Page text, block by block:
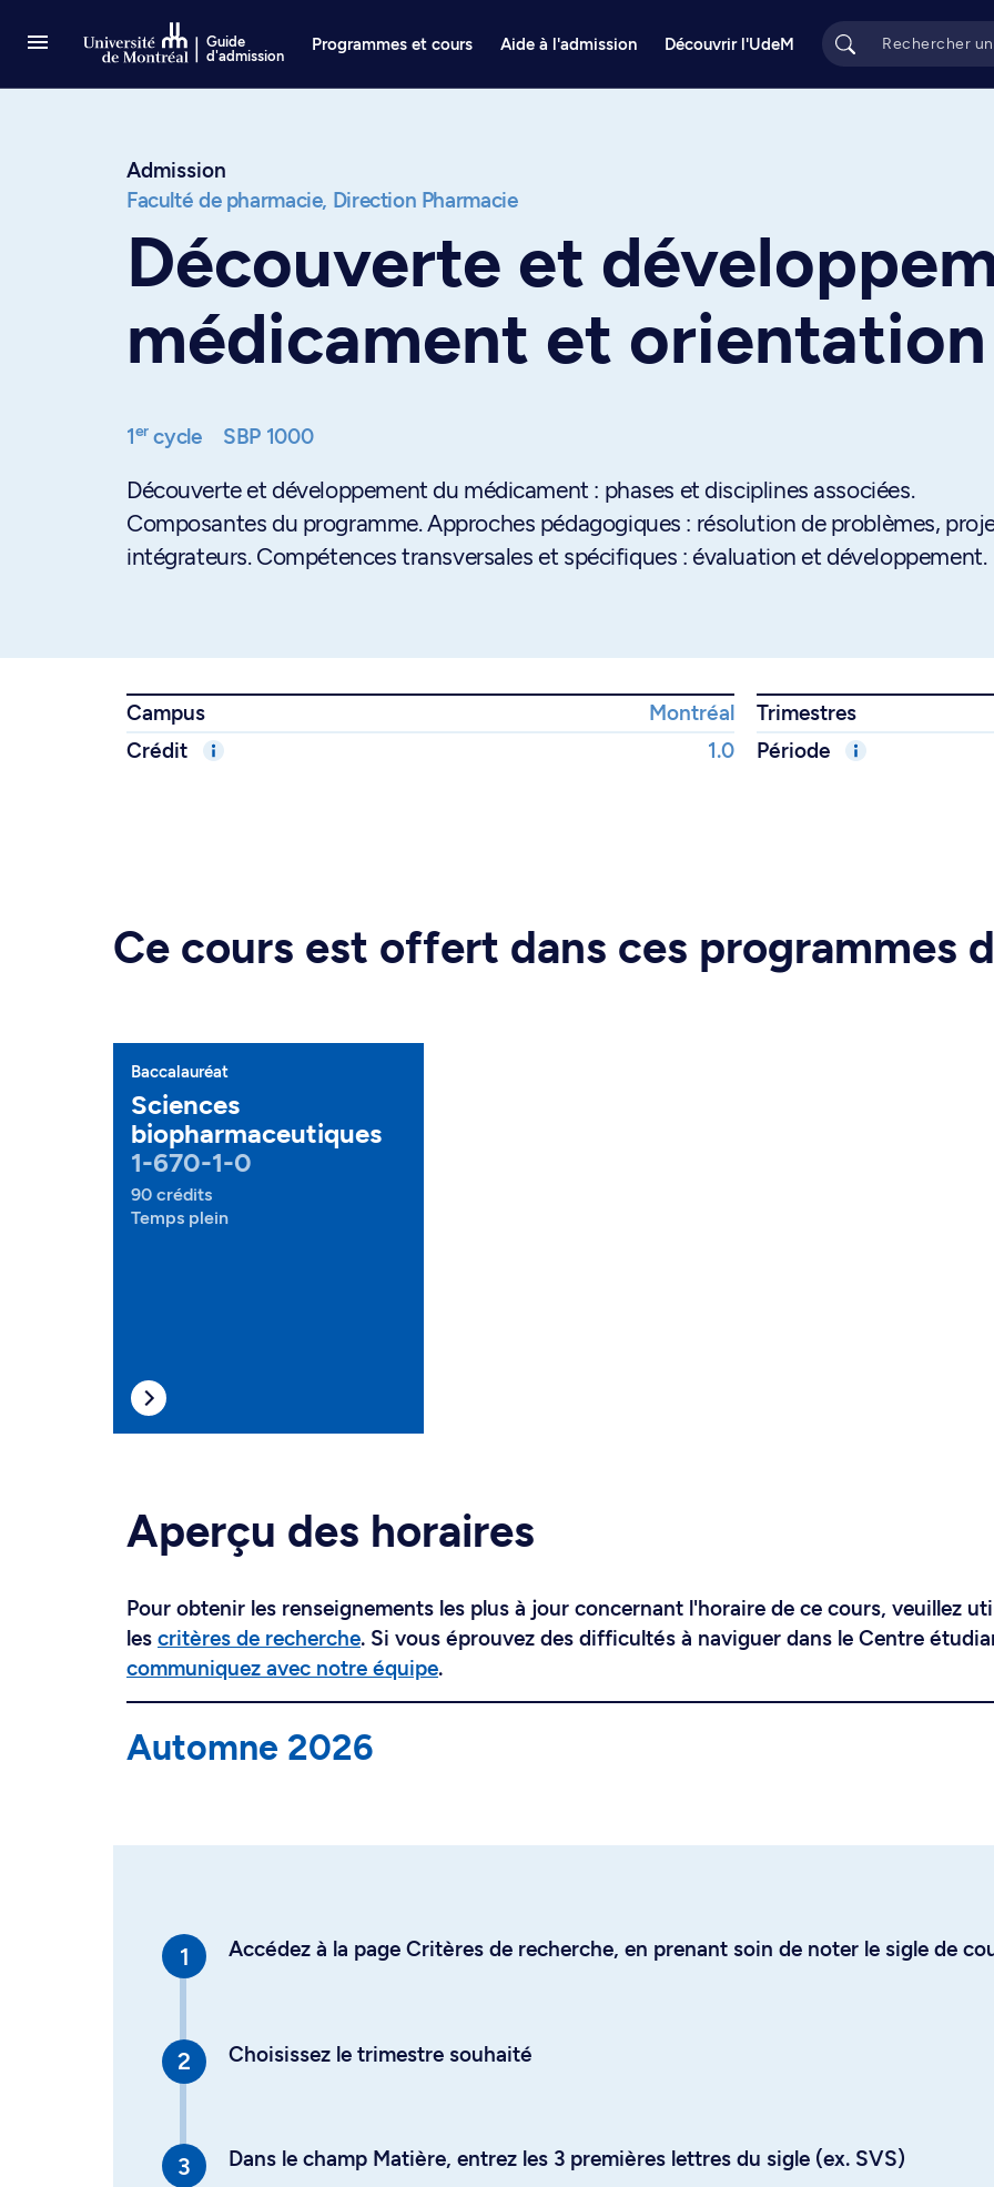
Guide
d'admission
Programmes et cours Aide à l'admission Découvrir l'UdeM
Admission
Faculté de pharmacie, Direction Pharmacie
Découverte et
médicament et orientation
1ercycle SBP 1000
Découverte et développement du médicament : phases et disciplines associées.
Composantes du programme. Approches pédagogiques : résolution de problèmes,
intégrateurs. Compétences transversales et spécifiques : évaluation et développement.
Campus Montréal
Trimestres
Crédit
1.0 Période
Ce cours est offert dans ces programmes
Baccalauréat
Sciences
biopharmaceutiques
1-670-1-0
90 crédits
Temps plein
Aperçu des horaires
Pour obtenir les renseignements les plus à jour concernant l'horaire de ce cours, veuillez
les critères de recherche. Si vous éprouvez des difficultés à naviguer dans le Centre
communiquez avec notre équipe.
Automne 2026
Accédez à la page Critères de recherche, en prenant soin de noter le sigle de
Choisissez le trimestre souhaité
Dans le champ Matière, entrez les 3 premières lettres du sigle (ex. SVS)